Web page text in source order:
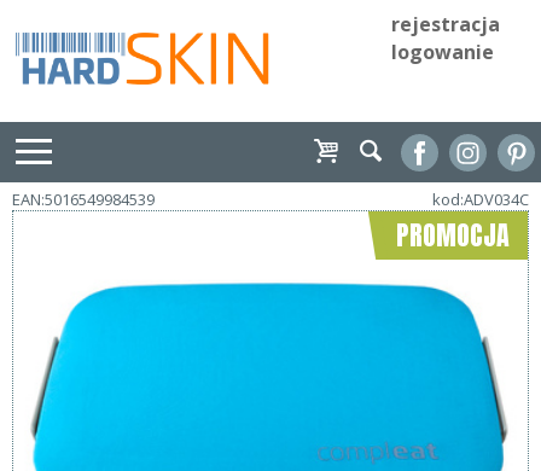
rejestracja
logowanie
EAN:5016549984539 kod:ADV034C
PROMOCJA